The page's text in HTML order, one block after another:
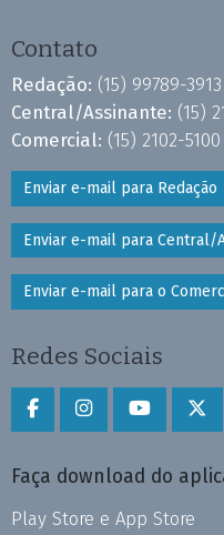
Contato
Redação: (15) 99789-3913
Central/Assinante: (15)
Comercial: (15) 2102-
Enviar e-mail para Redação
Enviar e-mail para Central/
Enviar e-mail para o
Redes Sociais
Faça download do
Play Store e App Store